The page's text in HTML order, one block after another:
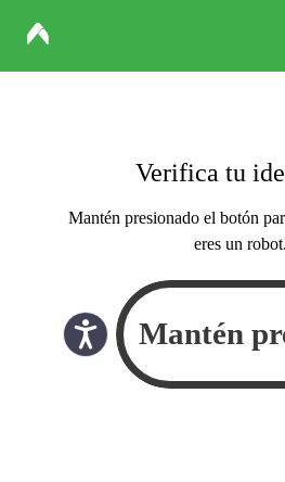
Verifica tu
Mantén presionado el botón
eres un robot.